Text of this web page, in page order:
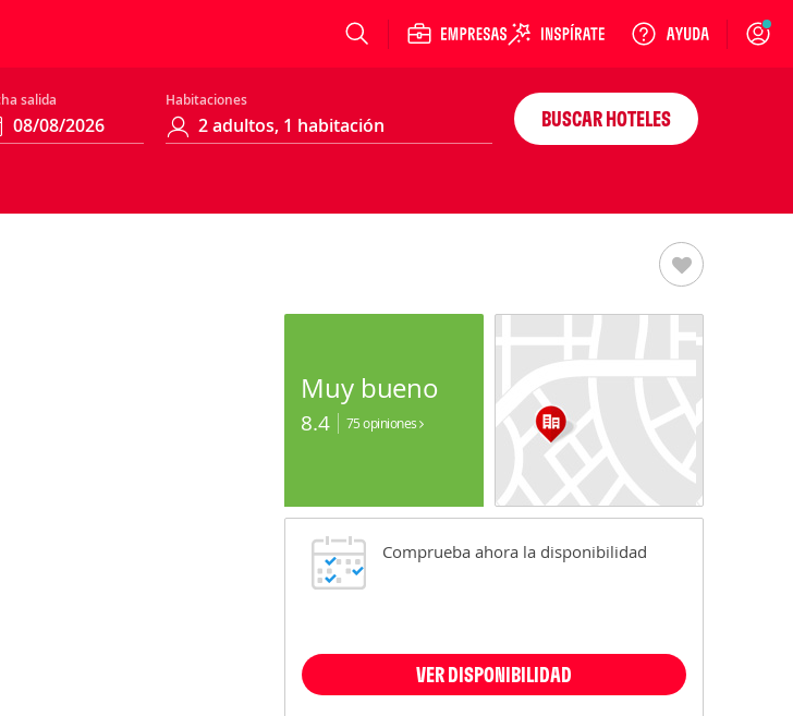
Login
salida Habitaciones
BUSCAR HOTELES
Muy bueno
8.4 75 opiniones
Comprueba ahora la disponibilidad
VER DISPONIBILIDAD